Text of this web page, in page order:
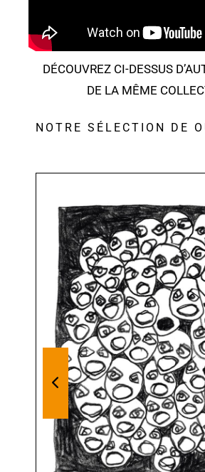
DÉCOUVREZ CI-DESSUS
DE LA MÊME
NOTRE SÉLECTION DE